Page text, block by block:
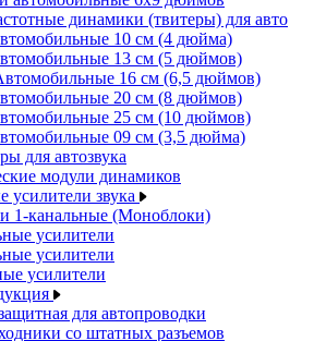
динамики (твитеры) для авто
10 см (4 дюйма)
13 см (5 дюймов)
16 см (6,5 дюймов)
20 см (8 дюймов)
25 см (10 дюймов)
09 см (3,5 дюйма)
для автозвука
модули динамиков
усилители звука
1-канальные (Моноблоки)
усилители
усилители
усилители
для автопроводки
со штатных разъемов